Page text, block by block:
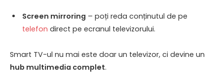
Screen mirroring – poți reda conținutul de pe
telefon direct pe ecranul televizorului.
Smart TV-ul nu mai este doar un televizor, ci devine un
hub multimedia complet.